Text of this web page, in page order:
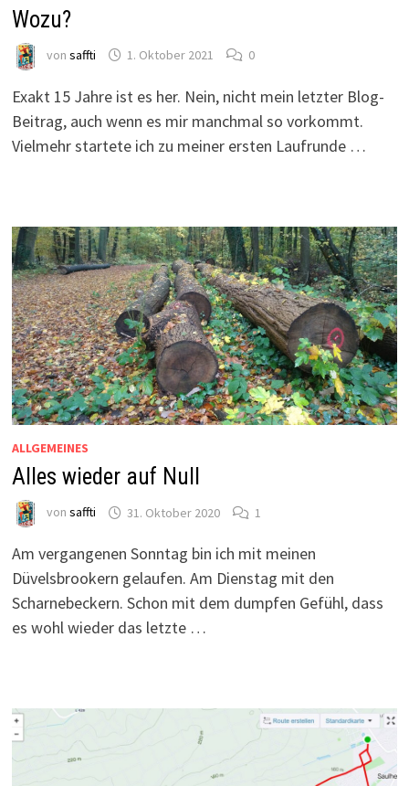
Wozu?
von saffti 1. Oktober 2021 0
Exakt 15 Jahre ist es her. Nein, nicht mein letzter Blog-
Beitrag, auch wenn es mir manchmal so vorkommt.
Vielmehr startete ich zu meiner ersten Laufrunde …
ALLGEMEINES
Alles wieder auf Null
von saffti 31. Oktober 2020 1
Am vergangenen Sonntag bin ich mit meinen
Düvelsbrookern gelaufen. Am Dienstag mit den
Scharnebeckern. Schon mit dem dumpfen Gefühl, dass
es wohl wieder das letzte …